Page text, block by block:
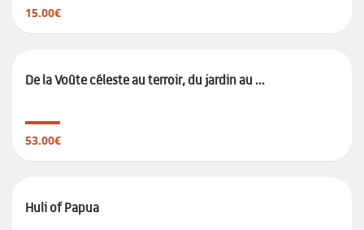
15.00€
De la Voûte céleste au terroir, du jardin au ...
53.00€
Huli of Papua